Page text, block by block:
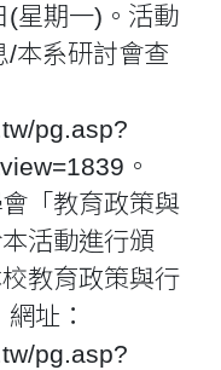
(星期一)。活動
/本系研討會查
pg.asp?
。
「教育政策與
活動進行頒
教育政策與行
址：
pg.asp?